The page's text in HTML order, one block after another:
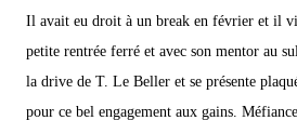
Il avait eu droit à un break en février et il
petite rentrée ferré et avec son mentor au
la drive de T. Le Beller et se présente
pour ce bel engagement aux gains.